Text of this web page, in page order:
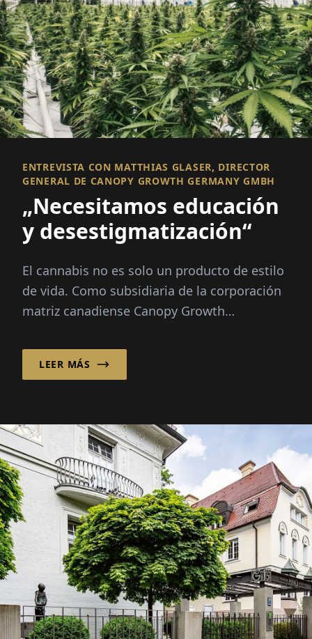
ENTREVISTA CON MATTHIAS GLASER, DIRECTOR
GENERAL DE CANOPY GROWTH GERMANY GMBH
„Necesitamos educación
y desestigmatización“
El cannabis no es solo un producto de estilo
de vida. Como subsidiaria de la corporación
matriz canadiense Canopy Growth
distribuye cannabis medicinal...
LEER MÁS